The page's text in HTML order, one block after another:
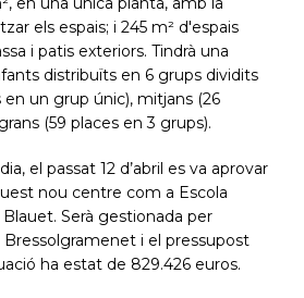
els espais; i 245 m² d'espais
i patis exteriors. Tindrà una
distribuïts en 6 grups dividits
un grup únic), mitjans (26
(59 places en 3 grups).
el passat 12 d’abril es va aprovar
nou centre com a Escola
Serà gestionada per
Bressolgramenet i el pressupost
ha estat de 829.426 euros.